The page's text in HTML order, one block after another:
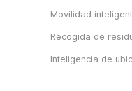
Movilidad
Recogida de
Inteligencia de